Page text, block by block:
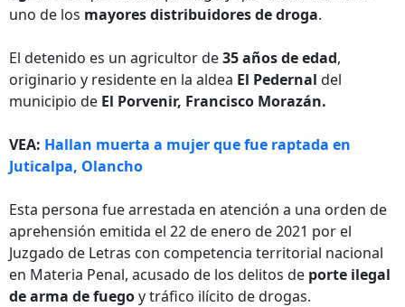
uno de los mayores distribuidores de droga.
El detenido es un agricultor de35 años de edad,
originario y residente en la aldea El Pedernal del
municipio de El Porvenir, Francisco Morazán.
VEA: Hallan muerta a mujer que fue raptada en
Juticalpa, Olancho
Esta persona fue arrestada en atención a una orden de
aprehensión emitida el 22 de enero de 2021 por el
Juzgado de Letras con competencia territorial nacional
en Materia Penal, acusado de los delitos de porte ilegal
de arma de fuegoy tráfico ilícito de drogas.